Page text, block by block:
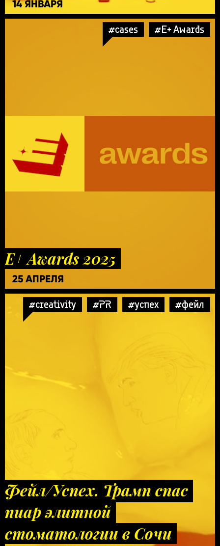
14 ЯНВАРЯ
#cases #E+ Awards
E+ Awards 2025
25 АПРЕЛЯ
#creativity #PR #успех #фейл
Фейл/Успех. Трамп спас
пиар элитной
стоматологии в Сочи